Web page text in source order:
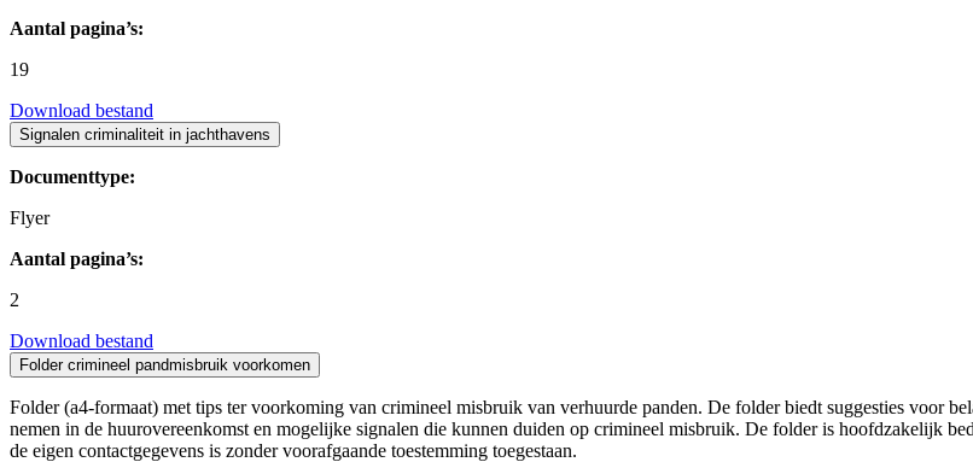
Aantal pagina’s:
19
Download bestand
Signalen criminaliteit in jachthavens
Documenttype:
Flyer
Aantal pagina’s:
2
Download bestand
Folder crimineel pandmisbruik voorkomen
Folder (a4-formaat) met tips ter voorkoming van crimineel misbruik van verhuurde panden. De folder biedt suggesties voor
nemen in de huurovereenkomst en mogelijke signalen die kunnen duiden op crimineel misbruik. De folder is hoofdzakelijk
de eigen contactgegevens is zonder voorafgaande toestemming toegestaan.